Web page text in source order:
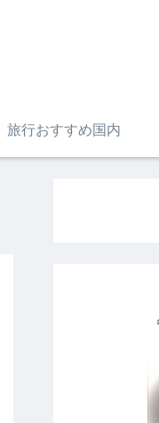
旅行おすすめ国内